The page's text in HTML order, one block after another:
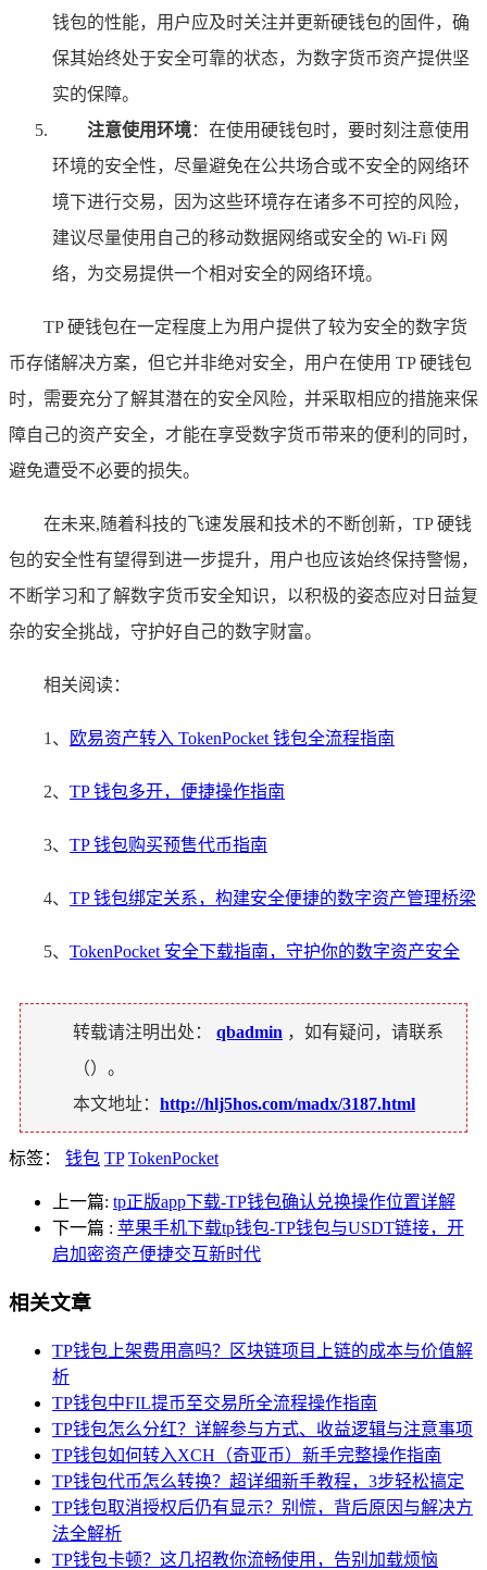
钱包的性能，用户应及时关注并更新硬钱包的固件，确
保其始终处于安全可靠的状态，为数字货币资产提供坚
实的保障。
注意使用环境：在使用硬钱包时，要时刻注意使用
环境的安全性，尽量避免在公共场合或不安全的网络环
境下进行交易，因为这些环境存在诸多不可控的风险，
建议尽量使用自己的移动数据网络或安全的 Wi-Fi 网
络，为交易提供一个相对安全的网络环境。
TP 硬钱包在一定程度上为用户提供了较为安全的数字货
币存储解决方案，但它并非绝对安全，用户在使用 TP 硬钱包
时，需要充分了解其潜在的安全风险，并采取相应的措施来保
障自己的资产安全，才能在享受数字货币带来的便利的同时，
避免遭受不必要的损失。
在未来,随着科技的飞速发展和技术的不断创新，TP 硬钱
包的安全性有望得到进一步提升，用户也应该始终保持警惕，
不断学习和了解数字货币安全知识，以积极的姿态应对日益复
杂的安全挑战，守护好自己的数字财富。
相关阅读：
1、 欧易资产转入 TokenPocket 钱包全流程指南
2、 TP 钱包多开，便捷操作指南
3、 TP 钱包购买预售代币指南
4、 TP 钱包绑定关系，构建安全便捷的数字资产管理桥梁
5、 TokenPocket 安全下载指南，守护你的数字资产安全
转载请注明出处： qbadmin ，如有疑问，请联系
（）。
本文地址： http://hlj5hos.com/madx/3187.html
标签： 钱包 TP TokenPocket
上一篇: tp正版app下载-TP钱包确认兑换操作位置详解
下一篇 : 苹果手机下载tp钱包-TP钱包与USDT链接，开
启加密资产便捷交互新时代
相关文章
TP钱包上架费用高吗？区块链项目上链的成本与价值解
析
TP钱包中FIL提币至交易所全流程操作指南
TP钱包怎么分红？详解参与方式、收益逻辑与注意事项
TP钱包如何转入XCH（奇亚币）新手完整操作指南
TP钱包代币怎么转换？超详细新手教程，3步轻松搞定
TP钱包取消授权后仍有显示？别慌，背后原因与解决方
法全解析
TP钱包卡顿？这几招教你流畅使用，告别加载烦恼